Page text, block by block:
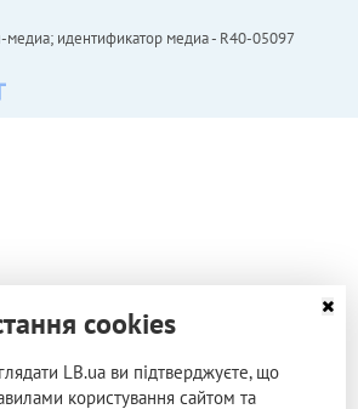
медиа; идентификатор медиа - R40-05097
cookies
LB.ua ви підтверджуєте, що
користування сайтом та